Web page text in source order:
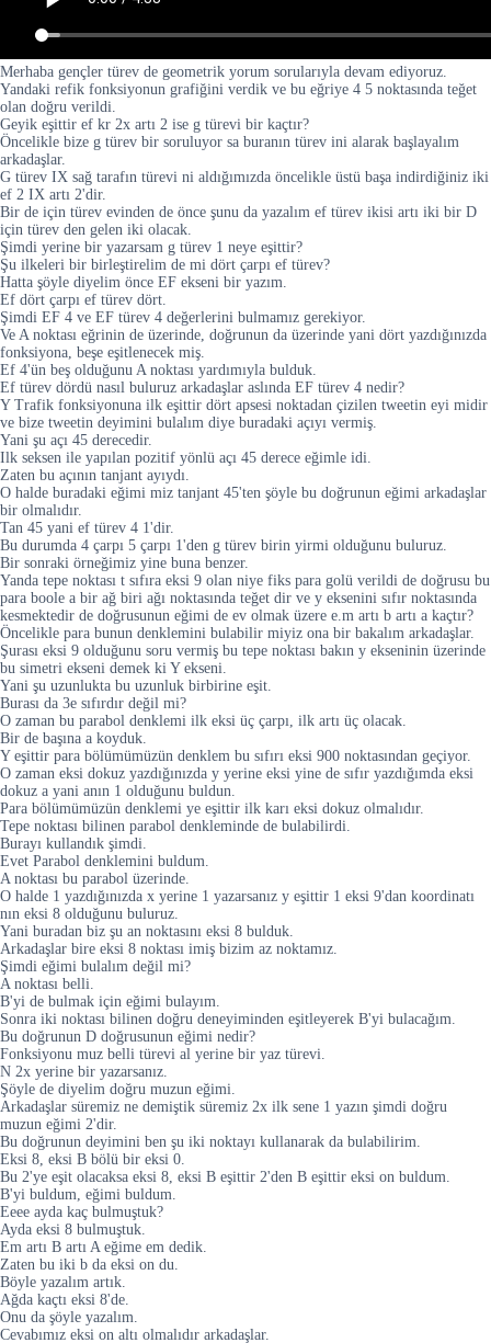
Merhaba gençler türev de geometrik yorum sorularıyla devam ediyoruz.
Yandaki refik fonksiyonun grafiğini verdik ve bu eğriye 4 5 noktasında teğet
olan doğru verildi.
Geyik eşittir ef kr 2x artı 2 ise g türevi bir kaçtır?
Öncelikle bize g türev bir soruluyor sa buranın türev ini alarak başlayalım
arkadaşlar.
G türev IX sağ tarafın türevi ni aldığımızda öncelikle üstü başa indirdiğiniz iki
ef 2 IX artı 2'dir.
Bir de için türev evinden de önce şunu da yazalım ef türev ikisi artı iki bir D
için türev den gelen iki olacak.
Şimdi yerine bir yazarsam g türev 1 neye eşittir?
Şu ilkeleri bir birleştirelim de mi dört çarpı ef türev?
Hatta şöyle diyelim önce EF ekseni bir yazım.
Ef dört çarpı ef türev dört.
Şimdi EF 4 ve EF türev 4 değerlerini bulmamız gerekiyor.
Ve A noktası eğrinin de üzerinde, doğrunun da üzerinde yani dört yazdığınızda
fonksiyona, beşe eşitlenecek miş.
Ef 4'ün beş olduğunu A noktası yardımıyla bulduk.
Ef türev dördü nasıl buluruz arkadaşlar aslında EF türev 4 nedir?
Y Trafik fonksiyonuna ilk eşittir dört apsesi noktadan çizilen tweetin eyi midir
ve bize tweetin deyimini bulalım diye buradaki açıyı vermiş.
Yani şu açı 45 derecedir.
Ilk seksen ile yapılan pozitif yönlü açı 45 derece eğimle idi.
Zaten bu açının tanjant ayıydı.
O halde buradaki eğimi miz tanjant 45'ten şöyle bu doğrunun eğimi arkadaşlar
bir olmalıdır.
Tan 45 yani ef türev 4 1'dir.
Bu durumda 4 çarpı 5 çarpı 1'den g türev birin yirmi olduğunu buluruz.
Bir sonraki örneğimiz yine buna benzer.
Yanda tepe noktası t sıfıra eksi 9 olan niye fiks para golü verildi de doğrusu bu
para boole a bir ağ biri ağı noktasında teğet dir ve y eksenini sıfır noktasında
kesmektedir de doğrusunun eğimi de ev olmak üzere e.m artı b artı a kaçtır?
Öncelikle para bunun denklemini bulabilir miyiz ona bir bakalım arkadaşlar.
Şurası eksi 9 olduğunu soru vermiş bu tepe noktası bakın y ekseninin üzerinde
bu simetri ekseni demek ki Y ekseni.
Yani şu uzunlukta bu uzunluk birbirine eşit.
Burası da 3e sıfırdır değil mi?
O zaman bu parabol denklemi ilk eksi üç çarpı, ilk artı üç olacak.
Bir de başına a koyduk.
Y eşittir para bölümümüzün denklem bu sıfırı eksi 900 noktasından geçiyor.
O zaman eksi dokuz yazdığınızda y yerine eksi yine de sıfır yazdığımda eksi
dokuz a yani anın 1 olduğunu buldun.
Para bölümümüzün denklemi ye eşittir ilk karı eksi dokuz olmalıdır.
Tepe noktası bilinen parabol denkleminde de bulabilirdi.
Burayı kullandık şimdi.
Evet Parabol denklemini buldum.
A noktası bu parabol üzerinde.
O halde 1 yazdığınızda x yerine 1 yazarsanız y eşittir 1 eksi 9'dan koordinatı
nın eksi 8 olduğunu buluruz.
Yani buradan biz şu an noktasını eksi 8 bulduk.
Arkadaşlar bire eksi 8 noktası imiş bizim az noktamız.
Şimdi eğimi bulalım değil mi?
A noktası belli.
B'yi de bulmak için eğimi bulayım.
Sonra iki noktası bilinen doğru deneyiminden eşitleyerek B'yi bulacağım.
Bu doğrunun D doğrusunun eğimi nedir?
Fonksiyonu muz belli türevi al yerine bir yaz türevi.
N 2x yerine bir yazarsanız.
Şöyle de diyelim doğru muzun eğimi.
Arkadaşlar süremiz ne demiştik süremiz 2x ilk sene 1 yazın şimdi doğru
muzun eğimi 2'dir.
Bu doğrunun deyimini ben şu iki noktayı kullanarak da bulabilirim.
Eksi 8, eksi B bölü bir eksi 0.
Bu 2'ye eşit olacaksa eksi 8, eksi B eşittir 2'den B eşittir eksi on buldum.
B'yi buldum, eğimi buldum.
Eeee ayda kaç bulmuştuk?
Ayda eksi 8 bulmuştuk.
Em artı B artı A eğime em dedik.
Zaten bu iki b da eksi on du.
Böyle yazalım artık.
Ağda kaçtı eksi 8'de.
Onu da şöyle yazalım.
Cevabımız eksi on altı olmalıdır arkadaşlar.